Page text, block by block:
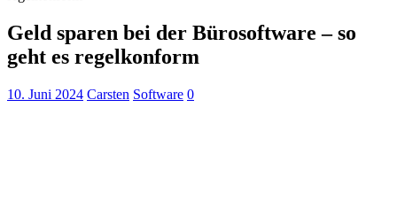
Geld sparen bei der Bürosoftware – so
geht es regelkonform
10. Juni 2024 Carsten Software 0